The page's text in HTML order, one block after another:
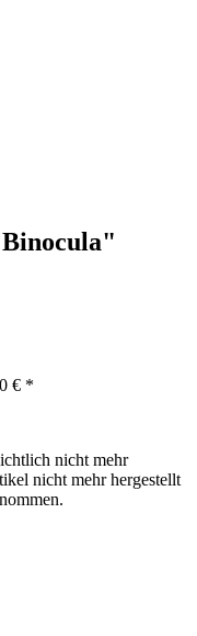
€ *
nicht mehr
nicht mehr hergestellt